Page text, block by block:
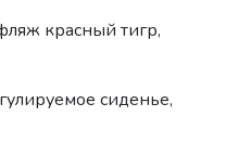
красный тигр,
сиденье,